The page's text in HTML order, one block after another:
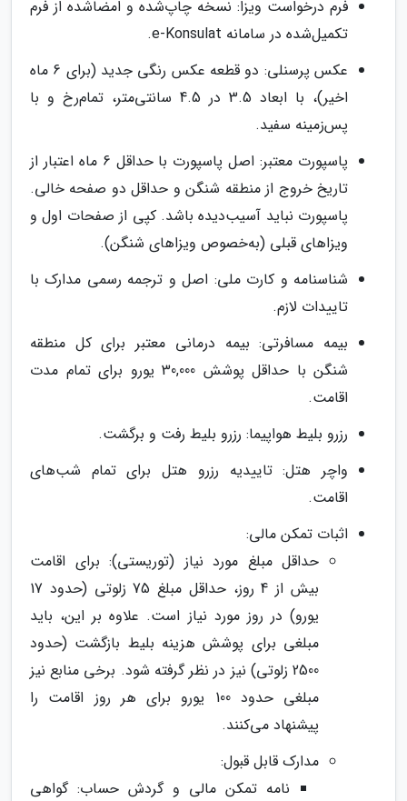
فرم درخواست ویزا: نسخه چاپ‌شده و امضاشده از فرم
تکمیل‌شده در سامانه e-Konsulat.
عکس پرسنلی: دو قطعه عکس رنگی جدید (برای 6 ماه
اخیر)، با ابعاد 3.5 در 4.5 سانتی‌متر، تمام‌رخ و با
پس‌زمینه سفید.
پاسپورت معتبر: اصل پاسپورت با حداقل 6 ماه اعتبار از
تاریخ خروج از منطقه شنگن و حداقل دو صفحه خالی.
پاسپورت نباید آسیب‌دیده باشد. کپی از صفحات اول و
ویزاهای قبلی (به‌خصوص ویزاهای شنگن).
شناسنامه و کارت ملی: اصل و ترجمه رسمی مدارک با
تاییدات لازم.
بیمه مسافرتی: بیمه درمانی معتبر برای کل منطقه
شنگن با حداقل پوشش 30,000 یورو برای تمام مدت
اقامت.
رزرو بلیط هواپیما: رزرو بلیط رفت و برگشت.
واچر هتل: تاییدیه رزرو هتل برای تمام شب‌های
اقامت.
اثبات تمکن مالی:
حداقل مبلغ مورد نیاز (توریستی): برای اقامت
بیش از 4 روز، حداقل مبلغ 75 زلوتی (حدود 17
یورو) در روز مورد نیاز است. علاوه بر این، باید
مبلغی برای پوشش هزینه بلیط بازگشت (حدود
2500 زلوتی) نیز در نظر گرفته شود. برخی منابع نیز
مبلغی حدود 100 یورو برای هر روز اقامت را
پیشنهاد می‌کنند.
مدارک قابل قبول:
نامه تمکن مالی و گردش حساب: گواهی